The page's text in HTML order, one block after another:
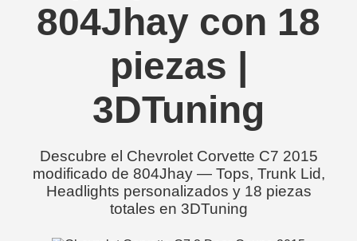
804Jhay con 18
piezas |
3DTuning
Descubre el Chevrolet Corvette C7 2015
modificado de 804Jhay — Tops, Trunk Lid,
Headlights personalizados y 18 piezas
totales en 3DTuning